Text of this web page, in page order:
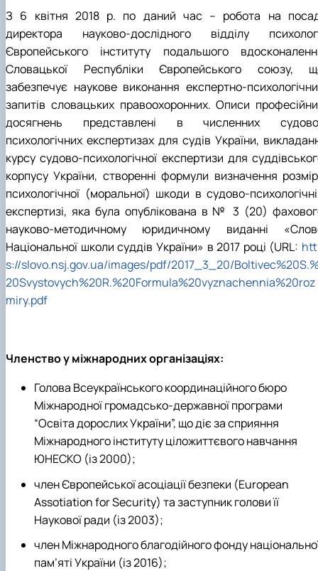
З 6 квітня 2018 р. по даний час – робота на
директора науково-дослідного відділу
Європейського інституту подальшого
Словацької Республіки Європейського союзу,
забезпечує наукове виконання експертно-
запитів словацьких правоохоронних. Описи
досягнень представлені в численних
психологічних експертизах для судів України,
курсу судово-психологічної експертизи для
корпусу України, створенні формули визначення
психологічної (моральної) шкоди в судово-
експертизі, яка була опублікована в № 3 (20)
науково-методичному юридичному виданні
Національної школи суддів України» в 2017 році (URL:
s://slovo.nsj.gov.ua/images/pdf/2017_3_20/
20Svystovych%20R.%20Formula%20vyznachennia%20roz
miry.pdf
Членство у міжнародних організаціях:
Голова Всеукраїнськогокоординаційного бюро
Міжнародноїгромадсько-державноїпрограми
“Освіта дорослих України”, що діє за сприяння
Міжнародного інституту ціложиттєвого навчання
ЮНЕСКО (із2000);
член Європейської асоціації безпеки (European
Assotiation for Security) та заступник голови її
Наукової ради (із2003);
членМіжнародного благодійного фонду
пам’яті України (із2016);